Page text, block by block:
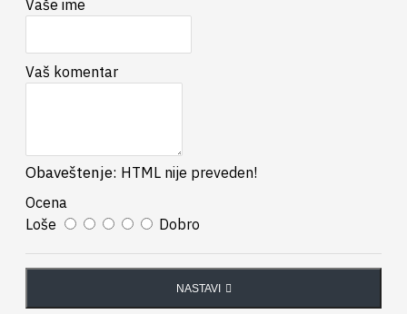
Vaše ime
Vaš komentar
Obaveštenje: HTML nije preveden!
Ocena
Loše
Dobro
NASTAVI